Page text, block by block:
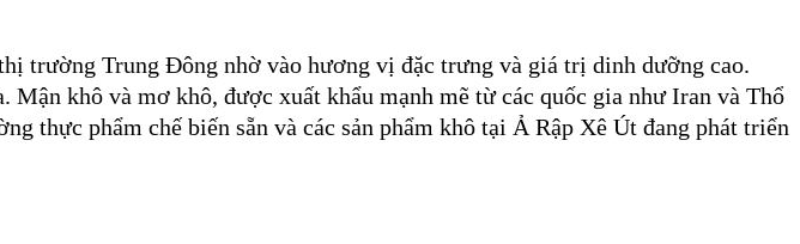
trường Trung Đông nhờ vào hương vị đặc trưng và giá trị dinh dưỡng cao.
khô và mơ khô, được xuất khẩu mạnh mẽ từ các quốc gia như Iran và Thổ
thực phẩm chế biến sẵn và các sản phẩm khô tại Ả Rập Xê Út đang phát triển